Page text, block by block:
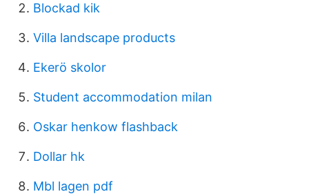
Blockad kik
Villa landscape products
Ekerö skolor
Student accommodation milan
Oskar henkow flashback
Dollar hk
Mbl lagen pdf